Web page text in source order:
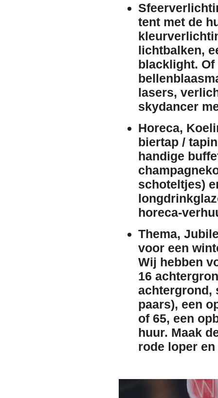
tent met de
lichtbalken,
blacklight.
lasers,
skydancer
Horeca,
biertap /
handige
schoteltjes)
horeca-
Thema,
voor een
Wij hebben
16
achtergrond,
paars), een
of 65, een
huur. Maak
rode loper en